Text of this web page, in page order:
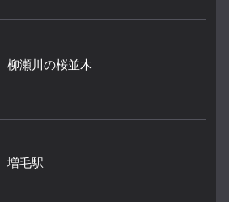
柳瀬川の桜並木
増毛駅